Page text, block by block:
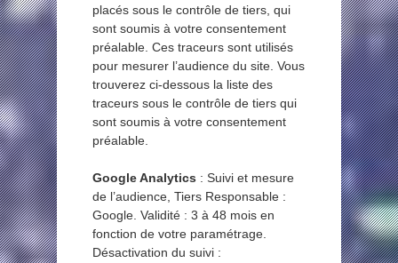
placés sous le contrôle de tiers, qui
sont soumis à votre consentement
préalable. Ces traceurs sont utilisés
pour mesurer l’audience du site. Vous
trouverez ci-dessous la liste des
traceurs sous le contrôle de tiers qui
sont soumis à votre consentement
préalable.
Google Analytics : Suivi et mesure
de l’audience, Tiers Responsable :
Google. Validité : 3 à 48 mois en
fonction de votre paramétrage.
Désactivation du suivi :